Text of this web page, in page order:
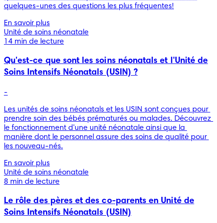
quelques-unes des questions les plus fréquentes!
En savoir plus
Unité de soins néonatale
14 min de lecture
Qu'est-ce que sont les soins néonatals et l'Unité de
Soins Intensifs Néonatals (USIN) ?
-
Les unités de soins néonatals et les USIN sont conçues pour
prendre soin des bébés prématurés ou malades. Découvrez
le fonctionnement d'une unité néonatale ainsi que la
manière dont le personnel assure des soins de qualité pour
les nouveau-nés.
En savoir plus
Unité de soins néonatale
8 min de lecture
Le rôle des pères et des co-parents en Unité de
Soins Intensifs Néonatals (USIN)